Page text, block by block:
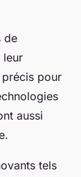
de
leur
pour
aussi
tels